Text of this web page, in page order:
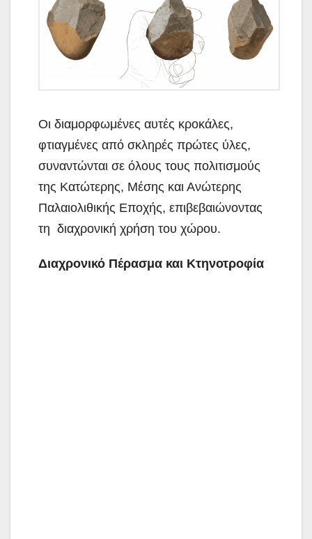
Οι διαμορφωμένες αυτές κροκάλες,
φτιαγμένες από σκληρές πρώτες ύλες,
συναντώνται σε όλους τους πολιτισμούς
της Κατώτερης, Μέσης και Ανώτερης
Παλαιολιθικής Εποχής, επιβεβαιώνοντας
τη διαχρονική χρήση του χώρου.
Διαχρονικό Πέρασμα και Κτηνοτροφία